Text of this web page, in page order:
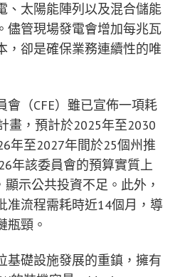
、太陽能陣列以及混合儲能
儘管現場發電會增加每兆瓦
，卻是確保業務連續性的唯
會（CFE）雖已宣佈一項耗
畫，預計於2025年至2030
年至2027年間於25個州推
年該委員會的預算實質上
示公共投資不足。此外，
准流程需耗時近14個月，導
瓶頸。
基礎設施發展的重鎮，擁有